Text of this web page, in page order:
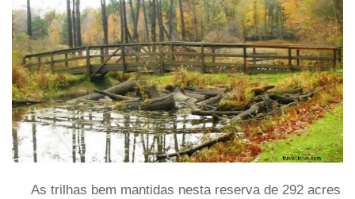
As trilhas bem mantidas nesta reserva de 292 acres